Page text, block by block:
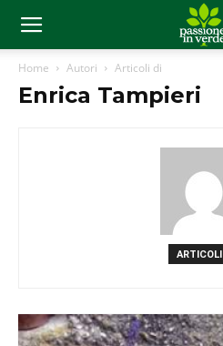
Home Autori Articoli di
Enrica Tampieri
ARTICOLI